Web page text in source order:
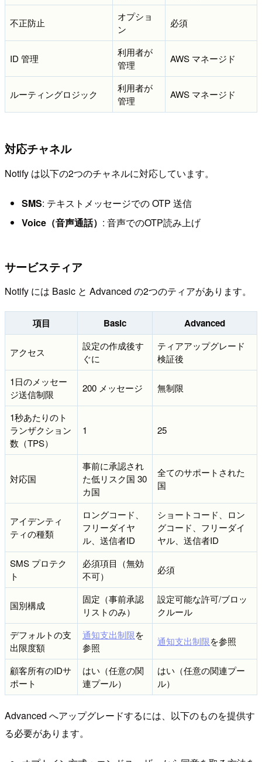
不正防止
オプショ
ン
必須
ID 管理
利用者が
管理
AWS マネージド
ルーティングロジック
利用者が
管理
AWS マネージド
対応チャネル
Notify は以下の2つのチャネルに対応しています。
SMS: テキストメッセージでの OTP 送信
Voice（音声通話） : 音声でのOTP読み上げ
サービスティア
Notify には Basic と Advanced の2つのティアがあります。
項目 Basic Advanced
アクセス
設定の作成後す
ぐに
ティアアップグレード
検証後
1日のメッセー
ジ送信制限
200 メッセージ 無制限
1秒あたりのト
ランザクション
数（TPS）
1 25
対応国
事前に承認され
た低リスク国 30
カ国
全てのサポートされた
国
アイデンティ
ティの種類
ロングコード、
フリーダイヤ
ル、送信者ID
ショートコード、ロン
グコード、フリーダイ
ヤル、送信者ID
SMS プロテク
ト
必須項目（無効
不可）
必須
国別構成
固定（事前承認
リストのみ）
設定可能な許可/ブロッ
クルール
デフォルトの支
出限度額
通知支出制限を
参照
通知支出制限を参照
顧客所有のIDサ
ポート
はい（任意の関
連プール）
はい（任意の関連プー
ル）
Advanced へアップグレードするには、以下のものを提供す
る必要があります。